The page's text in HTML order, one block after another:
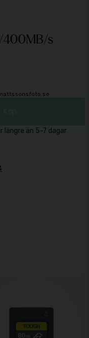
400MB/s
längre än 5-7 dagar